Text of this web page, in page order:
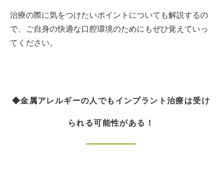
治療の際に気をつけたいポイントについても解説するの
で、ご自身の快適な口腔環境のためにもぜひ覚えていっ
てください。
◆金属アレルギーの人でもインプラント治療は受け
られる可能性がある！